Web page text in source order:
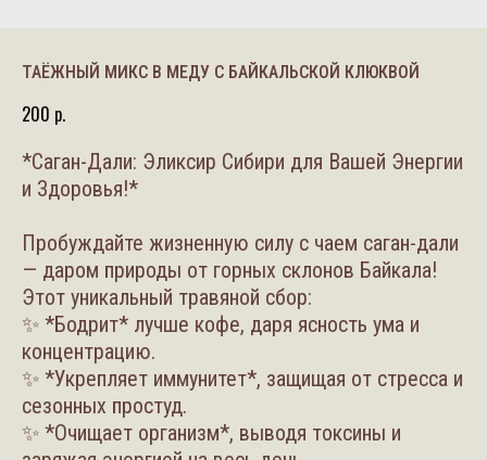
ТАЁЖНЫЙ МИКС В МЕДУ С БАЙКАЛЬСКОЙ КЛЮКВОЙ
200 р.
*Саган-Дали: Эликсир Сибири для Вашей Энергии
и Здоровья!*
Пробуждайте жизненную силу с чаем саган-дали
— даром природы от горных склонов Байкала!
Этот уникальный травяной сбор:
✨ *Бодрит* лучше кофе, даря ясность ума и
концентрацию.
✨ *Укрепляет иммунитет*, защищая от стресса и
сезонных простуд.
✨ *Очищает организм*, выводя токсины и